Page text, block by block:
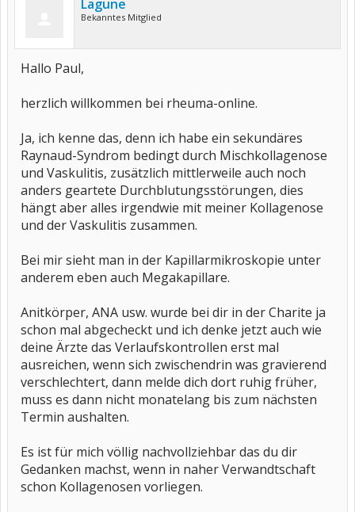
Lagune
Bekanntes Mitglied
Hallo Paul,
herzlich willkommen bei rheuma-online.
Ja, ich kenne das, denn ich habe ein sekundäres
Raynaud-Syndrom bedingt durch Mischkollagenose
und Vaskulitis, zusätzlich mittlerweile auch noch
anders geartete Durchblutungsstörungen, dies
hängt aber alles irgendwie mit meiner Kollagenose
und der Vaskulitis zusammen.
Bei mir sieht man in der Kapillarmikroskopie unter
anderem eben auch Megakapillare.
Anitkörper, ANA usw. wurde bei dir in der Charite ja
schon mal abgecheckt und ich denke jetzt auch wie
deine Ärzte das Verlaufskontrollen erst mal
ausreichen, wenn sich zwischendrin was gravierend
verschlechtert, dann melde dich dort ruhig früher,
muss es dann nicht monatelang bis zum nächsten
Termin aushalten.
Es ist für mich völlig nachvollziehbar das du dir
Gedanken machst, wenn in naher Verwandtschaft
schon Kollagenosen vorliegen.